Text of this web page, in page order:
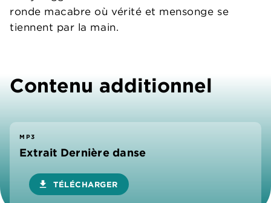
ronde macabre où vérité et mensonge se
tiennent par la main.
Contenu additionnel
MP3
Extrait Dernière danse
download TÉLÉCHARGER